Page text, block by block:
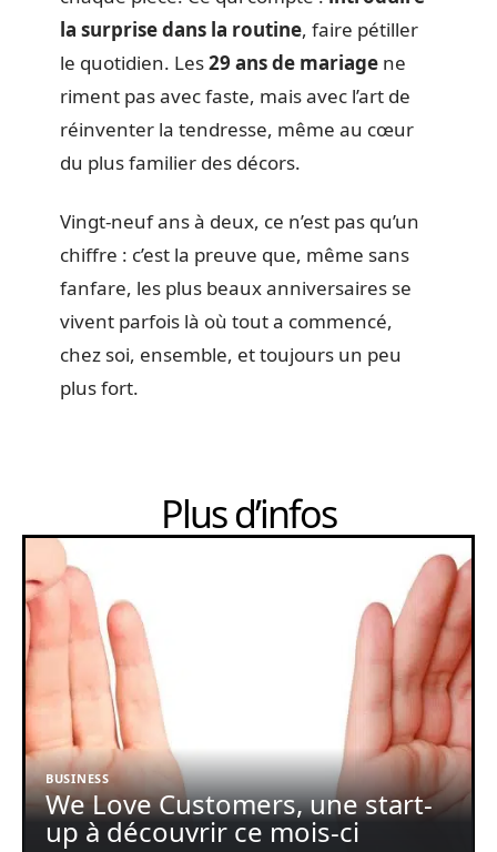
la surprise dans la routine, faire pétiller
le quotidien. Les29 ans de mariage ne
riment pas avec faste, mais avec l’art de
réinventer la tendresse, même au cœur
du plus familier des décors.
Vingt-neuf ans à deux, ce n’est pas qu’un
chiffre : c’est la preuve que, même sans
fanfare, les plus beaux anniversaires se
vivent parfois là où tout a commencé,
chez soi, ensemble, et toujours un peu
plus fort.
Plus d’infos
BUSINESS
We Love Customers, une start-
up à découvrir ce mois-ci